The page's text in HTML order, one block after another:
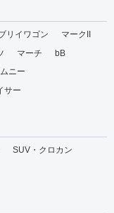
リイワゴン
マークII
マーチ
bB
ニー
サー
SUV・クロカン